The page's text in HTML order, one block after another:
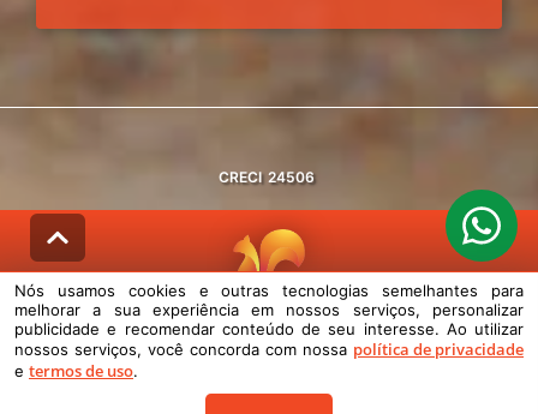
CRECI 24506
© DESENVOLVIDO PELAAGIL.NET
Nós usamos cookies e outras tecnologias semelhantes para melhorar a
sua experiência em nossos serviços, personalizar publicidade e
Nós usamos cookies e outras tecnologias semelhantes para
melhorar a sua experiência em nossos serviços, personalizar
publicidade e recomendar conteúdo de seu interesse. Ao utilizar
nossos serviços, você concorda com nossa política de privacidade
e termos de uso.